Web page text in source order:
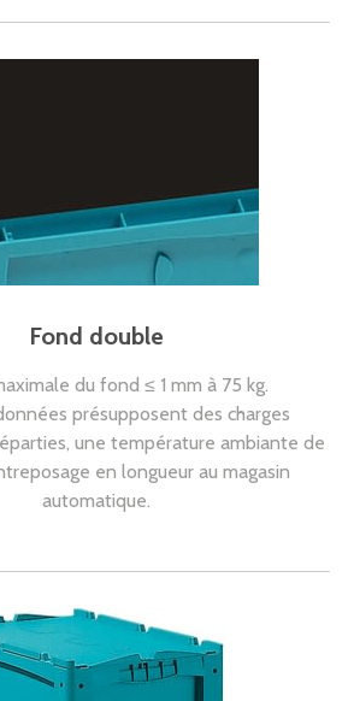
Fond double
du fond ≤ 1 mm à 75 kg.
présupposent des charges
une température ambiante de
en longueur au magasin
automatique.